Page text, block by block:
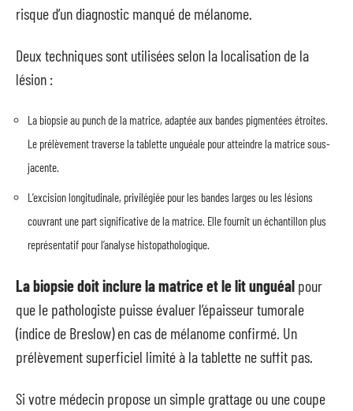
risque d’un diagnostic manqué de mélanome.
Deux techniques sont utilisées selon la localisation de la
lésion :
La biopsie au punch de la matrice, adaptée aux bandes pigmentées étroites.
Le prélèvement traverse la tablette unguéale pour atteindre la matrice sous-
jacente.
L’excision longitudinale, privilégiée pour les bandes larges ou les lésions
couvrant une part significative de la matrice. Elle fournit un échantillon plus
représentatif pour l’analyse histopathologique.
La biopsie doit inclure la matrice et le lit unguéal pour
que le pathologiste puisse évaluer l’épaisseur tumorale
(indice de Breslow) en cas de mélanome confirmé. Un
prélèvement superficiel limité à la tablette ne suffit pas.
Si votre médecin propose un simple grattage ou une coupe